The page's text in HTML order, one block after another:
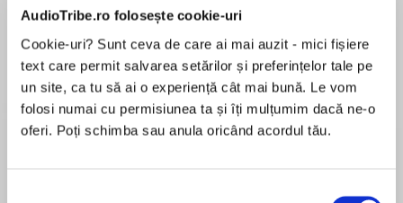
AudioTribe.ro folosește cookie-uri
Cookie-uri? Sunt ceva de care ai mai auzit - mici fișiere
text care permit salvarea setărilor și preferințelor tale pe
un site, ca tu să ai o experiență cât mai bună. Le vom
folosi numai cu permisiunea ta și îți mulțumim dacă ne-o
oferi. Poți schimba sau anula oricând acordul tău.
poveste pe care nu o vei uita niciodată.
Franța, 1714: într-un moment de disperare, o
tânără face un pact cu diavolul pentru a scăpa
de o căsătorie nedorită și o viață ordinară. Addie
LaRue își vinde sufletul în schimbul nemuririi, dar
realizează prea târziu că prețul plătit este mai
MAI MULT
Recenzii